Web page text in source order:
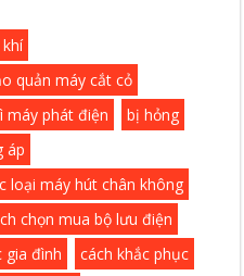
quản máy cắt cỏ
máy phát điện
bị hỏng
áp
loại máy hút chân không
chọn mua bộ lưu điện
gia đình
cách khắc phục